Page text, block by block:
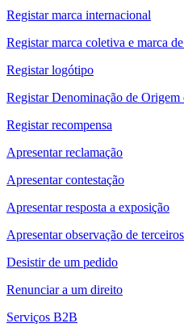
Registar marca internacional
Registar marca coletiva e marca
Registar logótipo
Registar Denominação de
Registar recompensa
Apresentar reclamação
Apresentar contestação
Apresentar resposta a exposição
Apresentar observação de terceiros
Desistir de um pedido
Renunciar a um direito
Serviços B2B